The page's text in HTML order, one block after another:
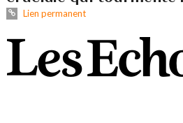
Lien permanent